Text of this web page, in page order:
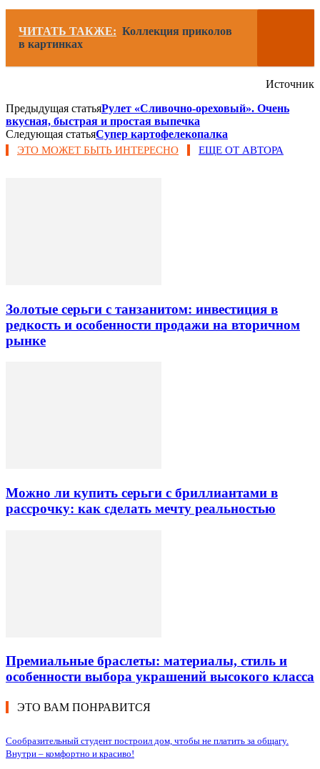
ЧИТАТЬ ТАКЖЕ: Коллекция приколов
в картинках
Источник
Предыдущая статьяРулет «Сливочно-ореховый». Очень
вкусная, быстрая и простая выпечка
Следующая статьяСупер картофелекопалка
ЭТО МОЖЕТ БЫТЬ ИНТЕРЕСНО ЕЩЕ ОТ АВТОРА
Золотые серьги с танзанитом: инвестиция в
редкость и особенности продажи на вторичном
рынке
Можно ли купить серьги с бриллиантами в
рассрочку: как сделать мечту реальностью
Премиальные браслеты: материалы, стиль и
особенности выбора украшений высокого класса
ЭТО ВАМ ПОНРАВИТСЯ
Сообразительный студент построил дом, чтобы не платить за общагу.
Внутри – комфортно и красиво!